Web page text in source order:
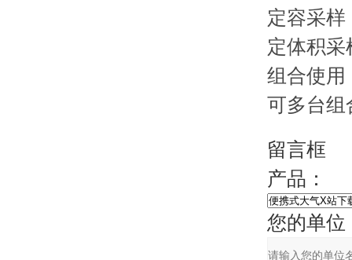
定容采样
定体积采
组合使用
可多台组合
留言框
产品：
您的单位